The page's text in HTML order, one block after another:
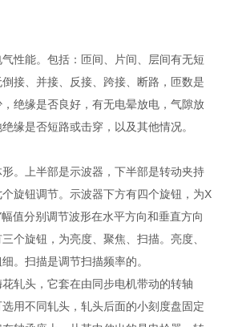
性能。包括：匝间、片间、层间有无短
接、并接、反接、跨接、断路，匝数是
绝缘是否良好，有无电晕放电，气隙放
缘是否短路或击穿，以及其他情况。
。上半部是示波器，下半部是转动夹持
旋钮调节。示波器下方有四个旋钮，为X
值分别调节波形在水平方向和垂直方向
个旋钮，为亮度、聚焦、扫描。亮度、
。扫描是调节扫描频率的。
轧头，它套在由同步电机带动的转轴
选用不同轧头，轧头后面的小刻度盘固定